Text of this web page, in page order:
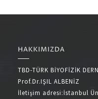
HAKKIMIZDA
TBD-TÜRK BİYOFİZİK
Prof.Dr.IŞIL ALBENİZ
İletişim adresi:İstanbul